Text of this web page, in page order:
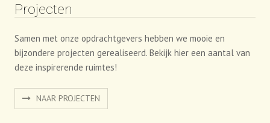
Projecten
Samen met onze opdrachtgevers hebben we mooie en
bijzondere projecten gerealiseerd. Bekijk hier een aantal van
deze inspirerende ruimtes!
NAAR PROJECTEN